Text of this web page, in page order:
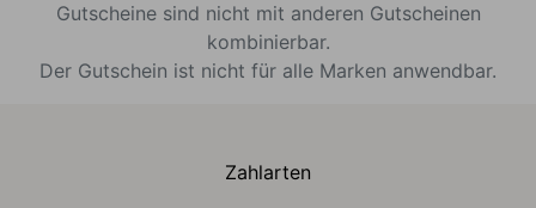
Gutscheine sind nicht mit anderen Gutscheinen
kombinierbar.
Der Gutschein ist nicht für alle Marken anwendbar.
Zahlarten